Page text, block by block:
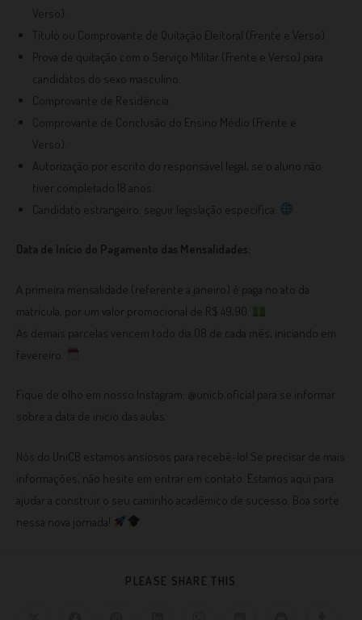
Verso).
Título ou Comprovante de Quitação Eleitoral (Frente e Verso).
Prova de quitação com o Serviço Militar (Frente e Verso) para
candidatos do sexo masculino.
Comprovante de Residência.
Comprovante de Conclusão do Ensino Médio (Frente e
Verso).
Autorização por escrito do responsável legal, se o aluno não
tiver completado 18 anos.
Candidato estrangeiro: seguir legislação específica.
Data de Início do Pagamento das Mensalidades:
A primeira mensalidade (referente a janeiro) é paga no ato da
matrícula, por um valor promocional de R$ 49,90.
As demais parcelas vencem todo dia 08 de cada mês, iniciando em
fevereiro.
Fique de olho em nosso Instagram: @‌unicb.oficial para se informar
sobre a data de início das aulas.
Nós do UniCB estamos ansiosos para recebê-lo! Se precisar de mais
informações, não hesite em entrar em contato. Estamos aqui para
ajudar a construir o seu caminho acadêmico de sucesso. Boa sorte
nessa nova jornada!
PLEASE SHARE THIS